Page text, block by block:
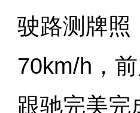
驶路测牌照
70km/h，
跟驰完美完